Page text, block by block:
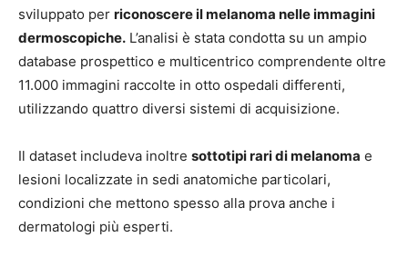
sviluppato per riconoscere il melanoma nelle immagini
dermoscopiche. L’analisi è stata condotta su un ampio
database prospettico e multicentrico comprendente oltre
11.000 immagini raccolte in otto ospedali differenti,
utilizzando quattro diversi sistemi di acquisizione.
Il dataset includeva inoltre sottotipi rari di melanoma e
lesioni localizzate in sedi anatomiche particolari,
condizioni che mettono spesso alla prova anche i
dermatologi più esperti.